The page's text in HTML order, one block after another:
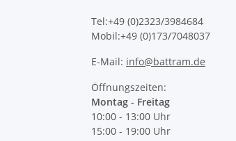
Tel:+49 (0)2323/3984684
Mobil:+49 (0)173/7048037
E-Mail: info@battram.de
Öffnungszeiten:
Montag - Freitag
10:00 - 13:00 Uhr
15:00 - 19:00 Uhr